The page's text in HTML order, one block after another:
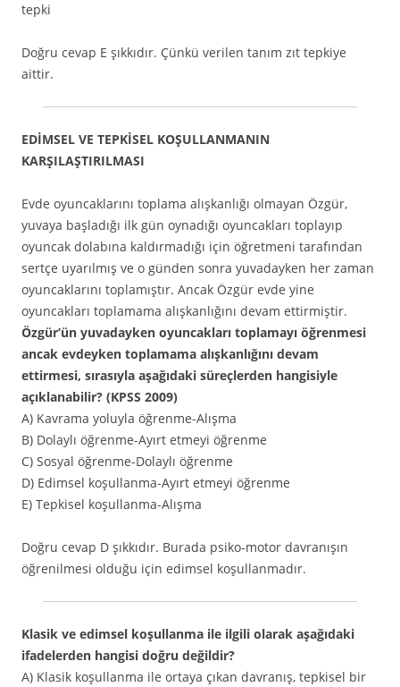
tepki
Doğru cevap E şıkkıdır. Çünkü verilen tanım zıt tepkiye
aittir.
EDİMSEL VE TEPKİSEL KOŞULLANMANIN
KARŞILAŞTIRILMASI
Evde oyuncaklarını toplama alışkanlığı olmayan Özgür,
yuvaya başladığı ilk gün oynadığı oyuncakları toplayıp
oyuncak dolabına kaldırmadığı için öğretmeni tarafından
sertçe uyarılmış ve o günden sonra yuvadayken her zaman
oyuncaklarını toplamıştır. Ancak Özgür evde yine
oyuncakları toplamama alışkanlığını devam ettirmiştir.
Özgür’ün yuvadayken oyuncakları toplamayı öğrenmesi
ancak evdeyken toplamama alışkanlığını devam
ettirmesi, sırasıyla aşağıdaki süreçlerden hangisiyle
açıklanabilir? (KPSS 2009)
A) Kavrama yoluyla öğrenme-Alışma
B) Dolaylı öğrenme-Ayırt etmeyi öğrenme
C) Sosyal öğrenme-Dolaylı öğrenme
D) Edimsel koşullanma-Ayırt etmeyi öğrenme
E) Tepkisel koşullanma-Alışma
Doğru cevap D şıkkıdır. Burada psiko-motor davranışın
öğrenilmesi olduğu için edimsel koşullanmadır.
Klasik ve edimsel koşullanma ile ilgili olarak aşağıdaki
ifadelerden hangisi doğru değildir?
A) Klasik koşullanma ile ortaya çıkan davranış, tepkisel bir